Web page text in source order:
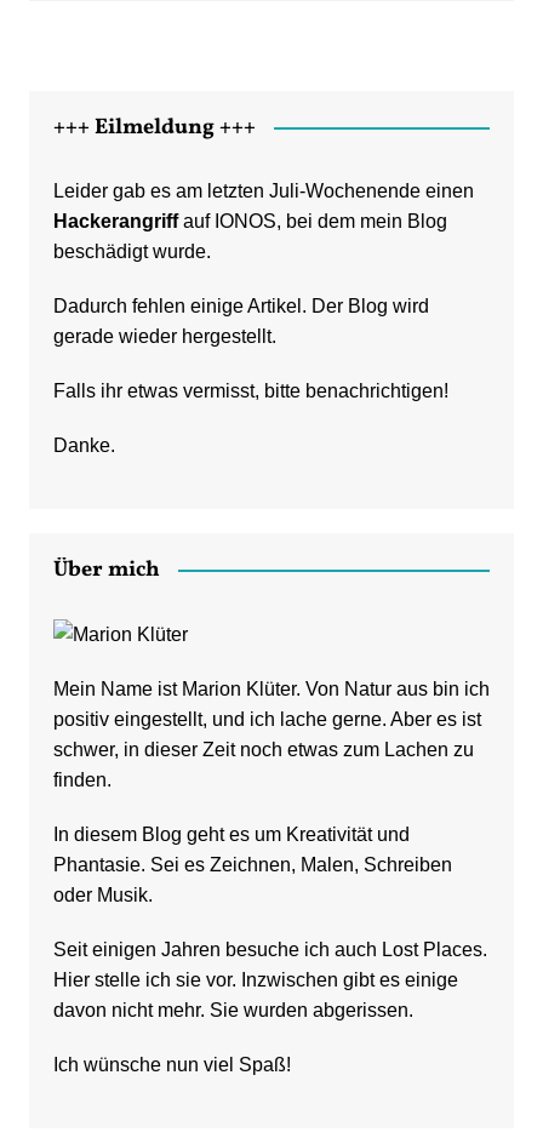
+++ Eilmeldung +++
Leider gab es am letzten Juli-Wochenende einen
Hackerangriffauf IONOS, bei dem mein Blog
beschädigt wurde.
Dadurch fehlen einige Artikel. Der Blog wird
gerade wieder hergestellt.
Falls ihr etwas vermisst, bitte benachrichtigen!
Danke.
Über mich
Mein Name ist Marion Klüter. Von Natur aus bin ich
positiv eingestellt, und ich lache gerne. Aber es ist
schwer, in dieser Zeit noch etwas zum Lachen zu
finden.
In diesem Blog geht es um Kreativität und
Phantasie. Sei es Zeichnen, Malen, Schreiben
oder Musik.
Seit einigen Jahren besuche ich auch Lost Places.
Hier stelle ich sie vor. Inzwischen gibt es einige
davon nicht mehr. Sie wurden abgerissen.
Ich wünsche nun viel Spaß!